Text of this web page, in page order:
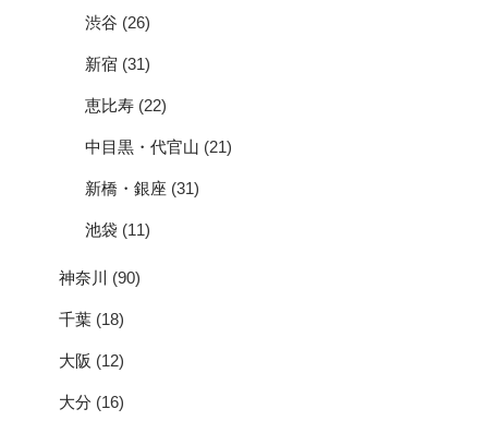
渋谷 (26)
新宿 (31)
恵比寿 (22)
中目黒・代官山 (21)
新橋・銀座 (31)
池袋 (11)
神奈川 (90)
千葉 (18)
大阪 (12)
大分 (16)